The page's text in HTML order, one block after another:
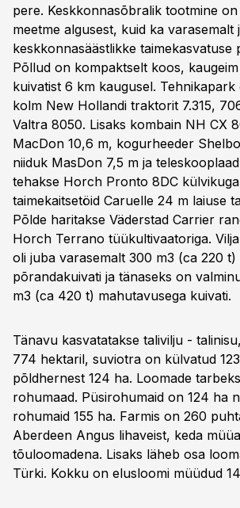
pere. Keskkonnasõbralik tootmine
meetme algusest, kuid ka varasemalt
keskkonnasäästlikke taimekasvatuse
Põllud on kompaktselt koos,
kuivatist 6 km kaugusel. Tehnikapark
kolm New Hollandi traktorit 7.315,
Valtra 8050. Lisaks kombain NH CX
MacDon 10,6 m, kogurheeder
niiduk MasDon 7,5 m ja
tehakse Horch Pronto 8DC
taimekaitsetöid Caruelle 24 m laiuse
Põlde haritakse Väderstad Carrier
Horch Terrano tüükultivaatoriga.
oli juba varasemalt 300 m3 (ca 220
põrandakuivati ja tänaseks on
m3 (ca 420 t) mahutavusega kuivati.
Tänavu kasvatatakse talivilju -
774 hektaril, suviotra on külvatud
põldhernest 124 ha. Loomade
rohumaad. Püsirohumaid on 124 ha
rohumaid 155 ha. Farmis on 260
Aberdeen Angus lihaveist, keda
tõuloomadena. Lisaks läheb osa
Türki. Kokku on elusloomi müüdud